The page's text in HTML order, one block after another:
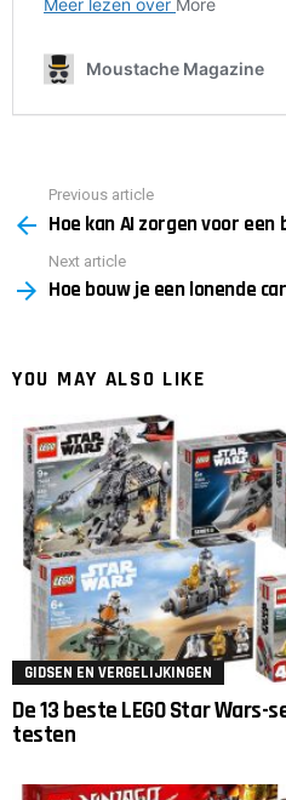
more
Previous article
Hoe kan AI zorgen voor
Next article
Hoe bouw je een lonende
YOU MAY ALSO LIKE
GIDSEN EN VERGELIJKINGEN
De 13 beste LEGO Star
testen